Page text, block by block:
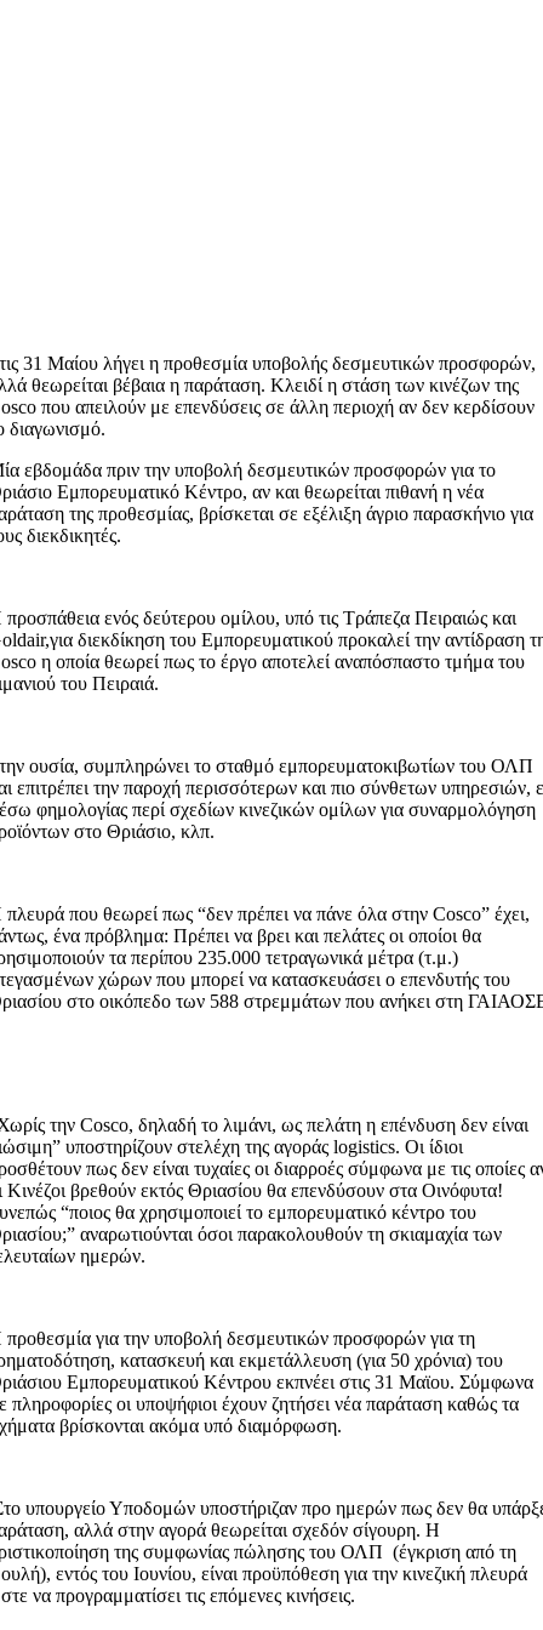
31 Μαίου λήγει η προθεσμία υποβολής δεσμευτικών προσφορών,
θεωρείται βέβαια η παράταση. Κλειδί η στάση των κινέζων της
που απειλούν με επενδύσεις σε άλλη περιοχή αν δεν κερδίσουν
διαγωνισμό.
εβδομάδα πριν την υποβολή δεσμευτικών προσφορών για το
Εμπορευματικό Κέντρο, αν και θεωρείται πιθανή η νέα
της προθεσμίας, βρίσκεται σε εξέλιξη άγριο παρασκήνιο για
διεκδικητές.
ενός δεύτερου ομίλου, υπό τις Τράπεζα Πειραιώς και
διεκδίκηση του Εμπορευματικού προκαλεί την αντίδραση
η οποία θεωρεί πως το έργο αποτελεί αναπόσπαστο τμήμα του
του Πειραιά.
ουσία, συμπληρώνει το σταθμό εμπορευματοκιβωτίων του ΟΛΠ
επιτρέπει την παροχή περισσότερων και πιο σύνθετων υπηρεσιών,
φημολογίας περί σχεδίων κινεζικών ομίλων για συναρμολόγηση
στο Θριάσιο, κλπ.
που θεωρεί πως “δεν πρέπει να πάνε όλα στην Cosco” έχει,
ένα πρόβλημα: Πρέπει να βρει και πελάτες οι οποίοι θα
τα περίπου 235.000 τετραγωνικά μέτρα (τ.μ.)
χώρων που μπορεί να κατασκευάσει ο επενδυτής του
στο οικόπεδο των 588 στρεμμάτων που ανήκει στη
την Cosco, δηλαδή το λιμάνι, ως πελάτη η επένδυση δεν είναι
υποστηρίζουν στελέχη της αγοράς logistics. Οι ίδιοι
πως δεν είναι τυχαίες οι διαρροές σύμφωνα με τις οποίες
Κινέζοι βρεθούν εκτός Θριασίου θα επενδύσουν στα Οινόφυτα!
“ποιος θα χρησιμοποιεί το εμπορευματικό κέντρο του
αναρωτιούνται όσοι παρακολουθούν τη σκιαμαχία των
ημερών.
για την υποβολή δεσμευτικών προσφορών για τη
κατασκευή και εκμετάλλευση (για 50 χρόνια) του
Εμπορευματικού Κέντρου εκπνέει στις 31 Μαϊου. Σύμφωνα
πληροφορίες οι υποψήφιοι έχουν ζητήσει νέα παράταση καθώς τα
βρίσκονται ακόμα υπό διαμόρφωση.
υπουργείο Υποδομών υποστήριζαν προ ημερών πως δεν θα
αλλά στην αγορά θεωρείται σχεδόν σίγουρη. Η
της συμφωνίας πώλησης του ΟΛΠ (έγκριση από τη
εντός του Ιουνίου, είναι προϋπόθεση για την κινεζική πλευρά
να προγραμματίσει τις επόμενες κινήσεις.